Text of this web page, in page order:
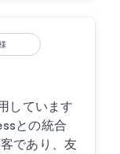
しています
との統合
であり、友